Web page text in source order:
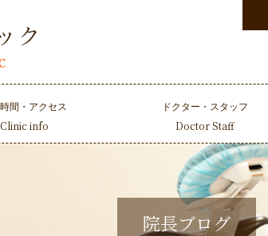
間・アクセス
Clinic info
ドクター・スタッフ
Doctor Staff
院長ブログ